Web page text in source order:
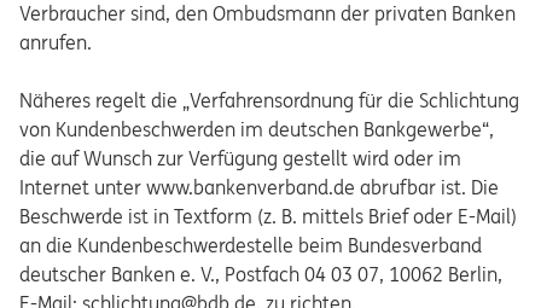
Verbraucher sind, den Ombudsmann der privaten Banken
anrufen.
Näheres regelt die „Verfahrensordnung für die Schlichtung
von Kundenbeschwerden im deutschen Bankgewerbe“,
die auf Wunsch zur Verfügung gestellt wird oder im
Internet unter www.bankenverband.de abrufbar ist. Die
Beschwerde ist in Textform (z. B. mittels Brief oder E-Mail)
an die Kundenbeschwerdestelle beim Bundesverband
deutscher Banken e. V., Postfach 04 03 07, 10062 Berlin,
E-Mail: schlichtung@bdb.de, zu richten.